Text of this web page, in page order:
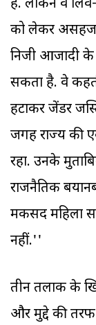
है. लेकिन वे लिव-
को लेकर असहज
निजी आजादी
सकता है. वे
हटाकर जेंडर
जगह राज्य की
रहा. उनके
राजनैतिक
मकसद महिला
नहीं.''
तीन तलाक के
और मुद्दे की तरफ